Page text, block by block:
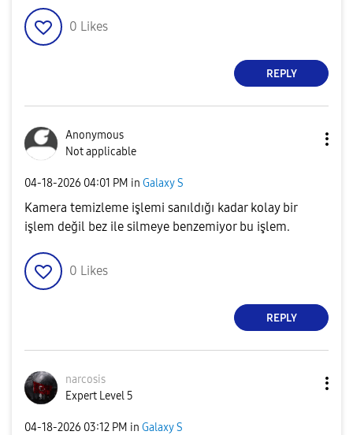
0 Likes
REPLY
Anonymous
Not applicable
‎04-18-2026 04:01 PM in Galaxy S
Kamera temizleme işlemi sanıldığı kadar kolay bir
işlem değil bez ile silmeye benzemiyor bu işlem.
0 Likes
REPLY
narcosis
Expert Level 5
‎04-18-2026 03:12 PM in Galaxy S